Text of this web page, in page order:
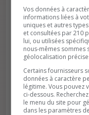
Plus de
Vos données à
informations liées à
uniques et autres
et consultées par 210
lui, ou utilisées
nous-mêmes sommes
géolocalisation
Certains fournisseurs
données à caractère
légitime. Vous pouvez
ci-dessous.
le menu du site pour
dans les paramètres